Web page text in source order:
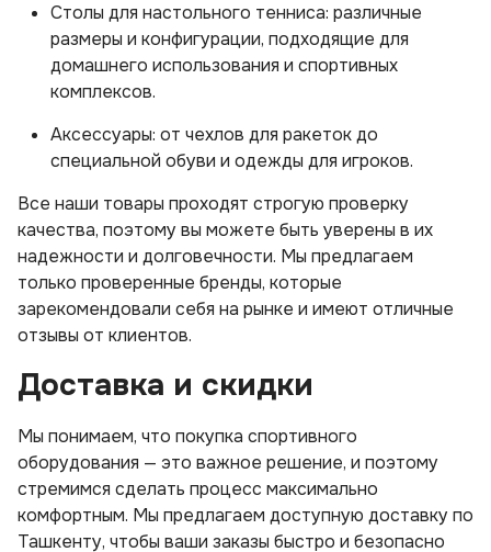
Столы для настольного тенниса: различные
размеры и конфигурации, подходящие для
домашнего использования и спортивных
комплексов.
Аксессуары: от чехлов для ракеток до
специальной обуви и одежды для игроков.
Все наши товары проходят строгую проверку
качества, поэтому вы можете быть уверены в их
надежности и долговечности. Мы предлагаем
только проверенные бренды, которые
зарекомендовали себя на рынке и имеют отличные
отзывы от клиентов.
Доставка и скидки
Мы понимаем, что покупка спортивного
оборудования — это важное решение, и поэтому
стремимся сделать процесс максимально
комфортным. Мы предлагаем доступную доставку по
Ташкенту, чтобы ваши заказы быстро и безопасно